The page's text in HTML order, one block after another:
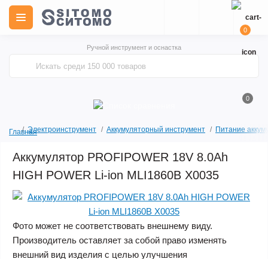
Ручной инструмент и оснастка
0
0
ГлавнаяЭлектроинструмент Аккумуляторный инструмент Питание
Аккумулятор PROFIPOWER 18V 8.0Ah
HIGH POWER Li-ion MLI1860B X0035
Фото может не соответствовать внешнему виду.
Производитель оставляет за собой право изменять
внешний вид изделия с целью улучшения